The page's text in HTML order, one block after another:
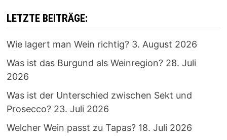
LETZTE BEITRÄGE:
Wie lagert man Wein richtig? 3. August 2026
Was ist das Burgund als Weinregion? 28. Juli
2026
Was ist der Unterschied zwischen Sekt und
Prosecco? 23. Juli 2026
Welcher Wein passt zu Tapas? 18. Juli 2026